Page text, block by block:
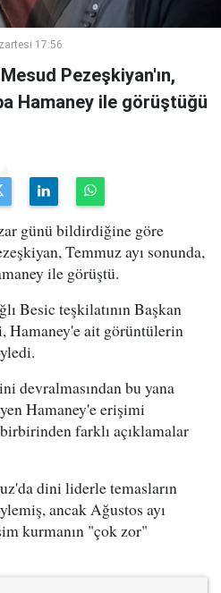
17:56
Pezeşkiyan'ın,
Hamaney ile görüştüğü
günü bildirdiğine göre
Temmuz ayı sonunda,
ile görüştü.
Besic teşkilatının Başkan
Hamaney'e ait görüntülerin
devralmasından bu yana
Hamaney'e erişimi
farklı açıklamalar
dini liderle temasların
ancak Ağustos ayı
kurmanın "çok zor"